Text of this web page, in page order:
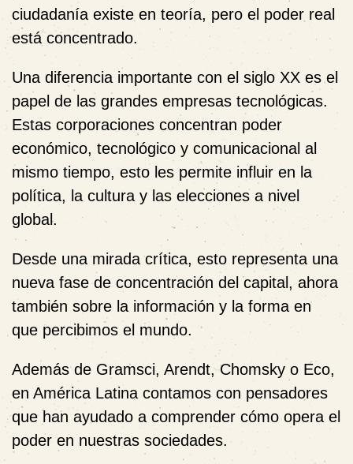
ciudadanía existe en teoría, pero el poder real
está concentrado.
Una diferencia importante con el siglo XX es el
papel de las grandes empresas tecnológicas.
Estas corporaciones concentran poder
económico, tecnológico y comunicacional al
mismo tiempo, esto les permite influir en la
política, la cultura y las elecciones a nivel
global.
Desde una mirada crítica, esto representa una
nueva fase de concentración del capital, ahora
también sobre la información y la forma en
que percibimos el mundo.
Además de Gramsci, Arendt, Chomsky o Eco,
en América Latina contamos con pensadores
que han ayudado a comprender cómo opera el
poder en nuestras sociedades.